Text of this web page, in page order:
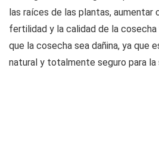
las raíces de las plantas, aumentar
fertilidad y la calidad de la
que la cosecha sea dañina, ya que
natural y totalmente seguro para la